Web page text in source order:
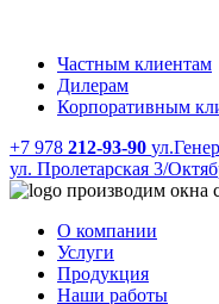
Частным клиентам
Дилерам
Корпоративным
+7 978 212-93-90
ул. Пролетарская 3/
производим окна
О компании
Услуги
Продукция
Наши работы